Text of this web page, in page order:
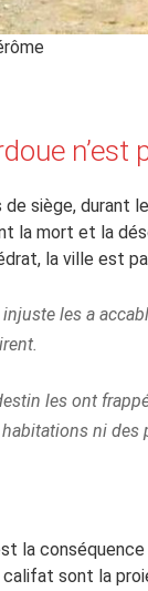
n’est
siège, durant
la mort et la
la ville est
injuste les a
les ont
ni des
la
califat sont la